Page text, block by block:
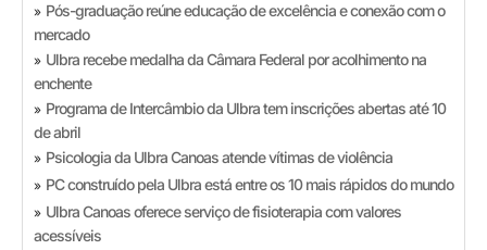
» Pós-graduação reúne educação de excelência e conexão com o
mercado
» Ulbra recebe medalha da Câmara Federal por acolhimento na
enchente
» Programa de Intercâmbio da Ulbra tem inscrições abertas até 10
de abril
» Psicologia da Ulbra Canoas atende vítimas de violência
» PC construído pela Ulbra está entre os 10 mais rápidos do mundo
» Ulbra Canoas oferece serviço de fisioterapia com valores
acessíveis